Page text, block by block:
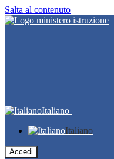
Salta al contenuto
Italiano
Italiano
Accedi